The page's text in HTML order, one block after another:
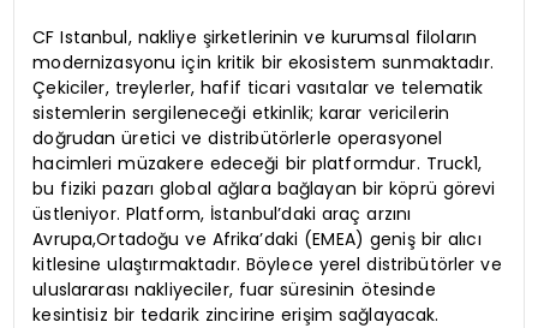
CF Istanbul, nakliye şirketlerinin ve kurumsal filoların
modernizasyonu için kritik bir ekosistem sunmaktadır.
Çekiciler, treylerler, hafif ticari vasıtalar ve telematik
sistemlerin sergileneceği etkinlik; karar vericilerin
doğrudan üretici ve distribütörlerle operasyonel
hacimleri müzakere edeceği bir platformdur. Truck1,
bu fiziki pazarı global ağlara bağlayan bir köprü görevi
üstleniyor. Platform, İstanbul’daki araç arzını
Avrupa,Ortadoğu ve Afrika’daki (EMEA) geniş bir alıcı
kitlesine ulaştırmaktadır. Böylece yerel distribütörler ve
uluslararası nakliyeciler, fuar süresinin ötesinde
kesintisiz bir tedarik zincirine erişim sağlayacak.